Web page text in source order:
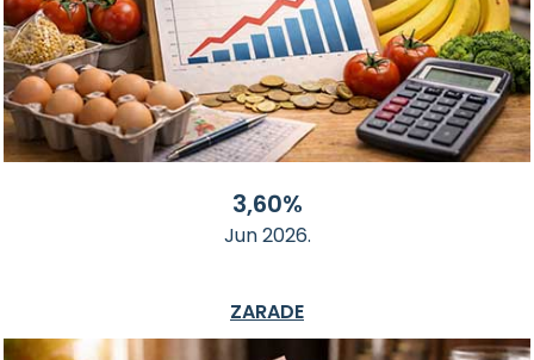
3,60%
Jun 2026.
ZARADE